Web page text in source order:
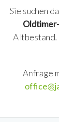
Sie suchen
Altbestand.
Anfrage